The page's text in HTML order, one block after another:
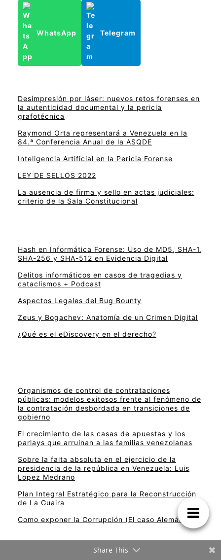
WhatsApp Telegram
Desimpresión por láser: nuevos retos forenses en
la autenticidad documental y la pericia
grafotécnica
Raymond Orta representará a Venezuela en la
84.ª Conferencia Anual de la ASQDE
Inteligencia Artificial en la Pericia Forense
LEY DE SELLOS 2022
La ausencia de firma y sello en actas judiciales:
criterio de la Sala Constitucional
Hash en Informática Forense: Uso de MD5, SHA-1,
SHA-256 y SHA-512 en Evidencia Digital
Delitos informáticos en casos de tragedias y
cataclismos + Podcast
Aspectos Legales del Bug Bounty
Zeus y Bogachev: Anatomía de un Crimen Digital
¿Qué es el eDiscovery en el derecho?
Organismos de control de contrataciones
públicas: modelos exitosos frente al fenómeno de
la contratación desbordada en transiciones de
gobierno
El crecimiento de las casas de apuestas y los
parlays que arruinan a las familias venezolanas
Sobre la falta absoluta en el ejercicio de la
presidencia de la república en Venezuela: Luis
Lopez Medrano
Plan Integral Estratégico para la Reconstrucción
de La Guaira
Como exponer la Corrupción (El caso Alemán)
Share This